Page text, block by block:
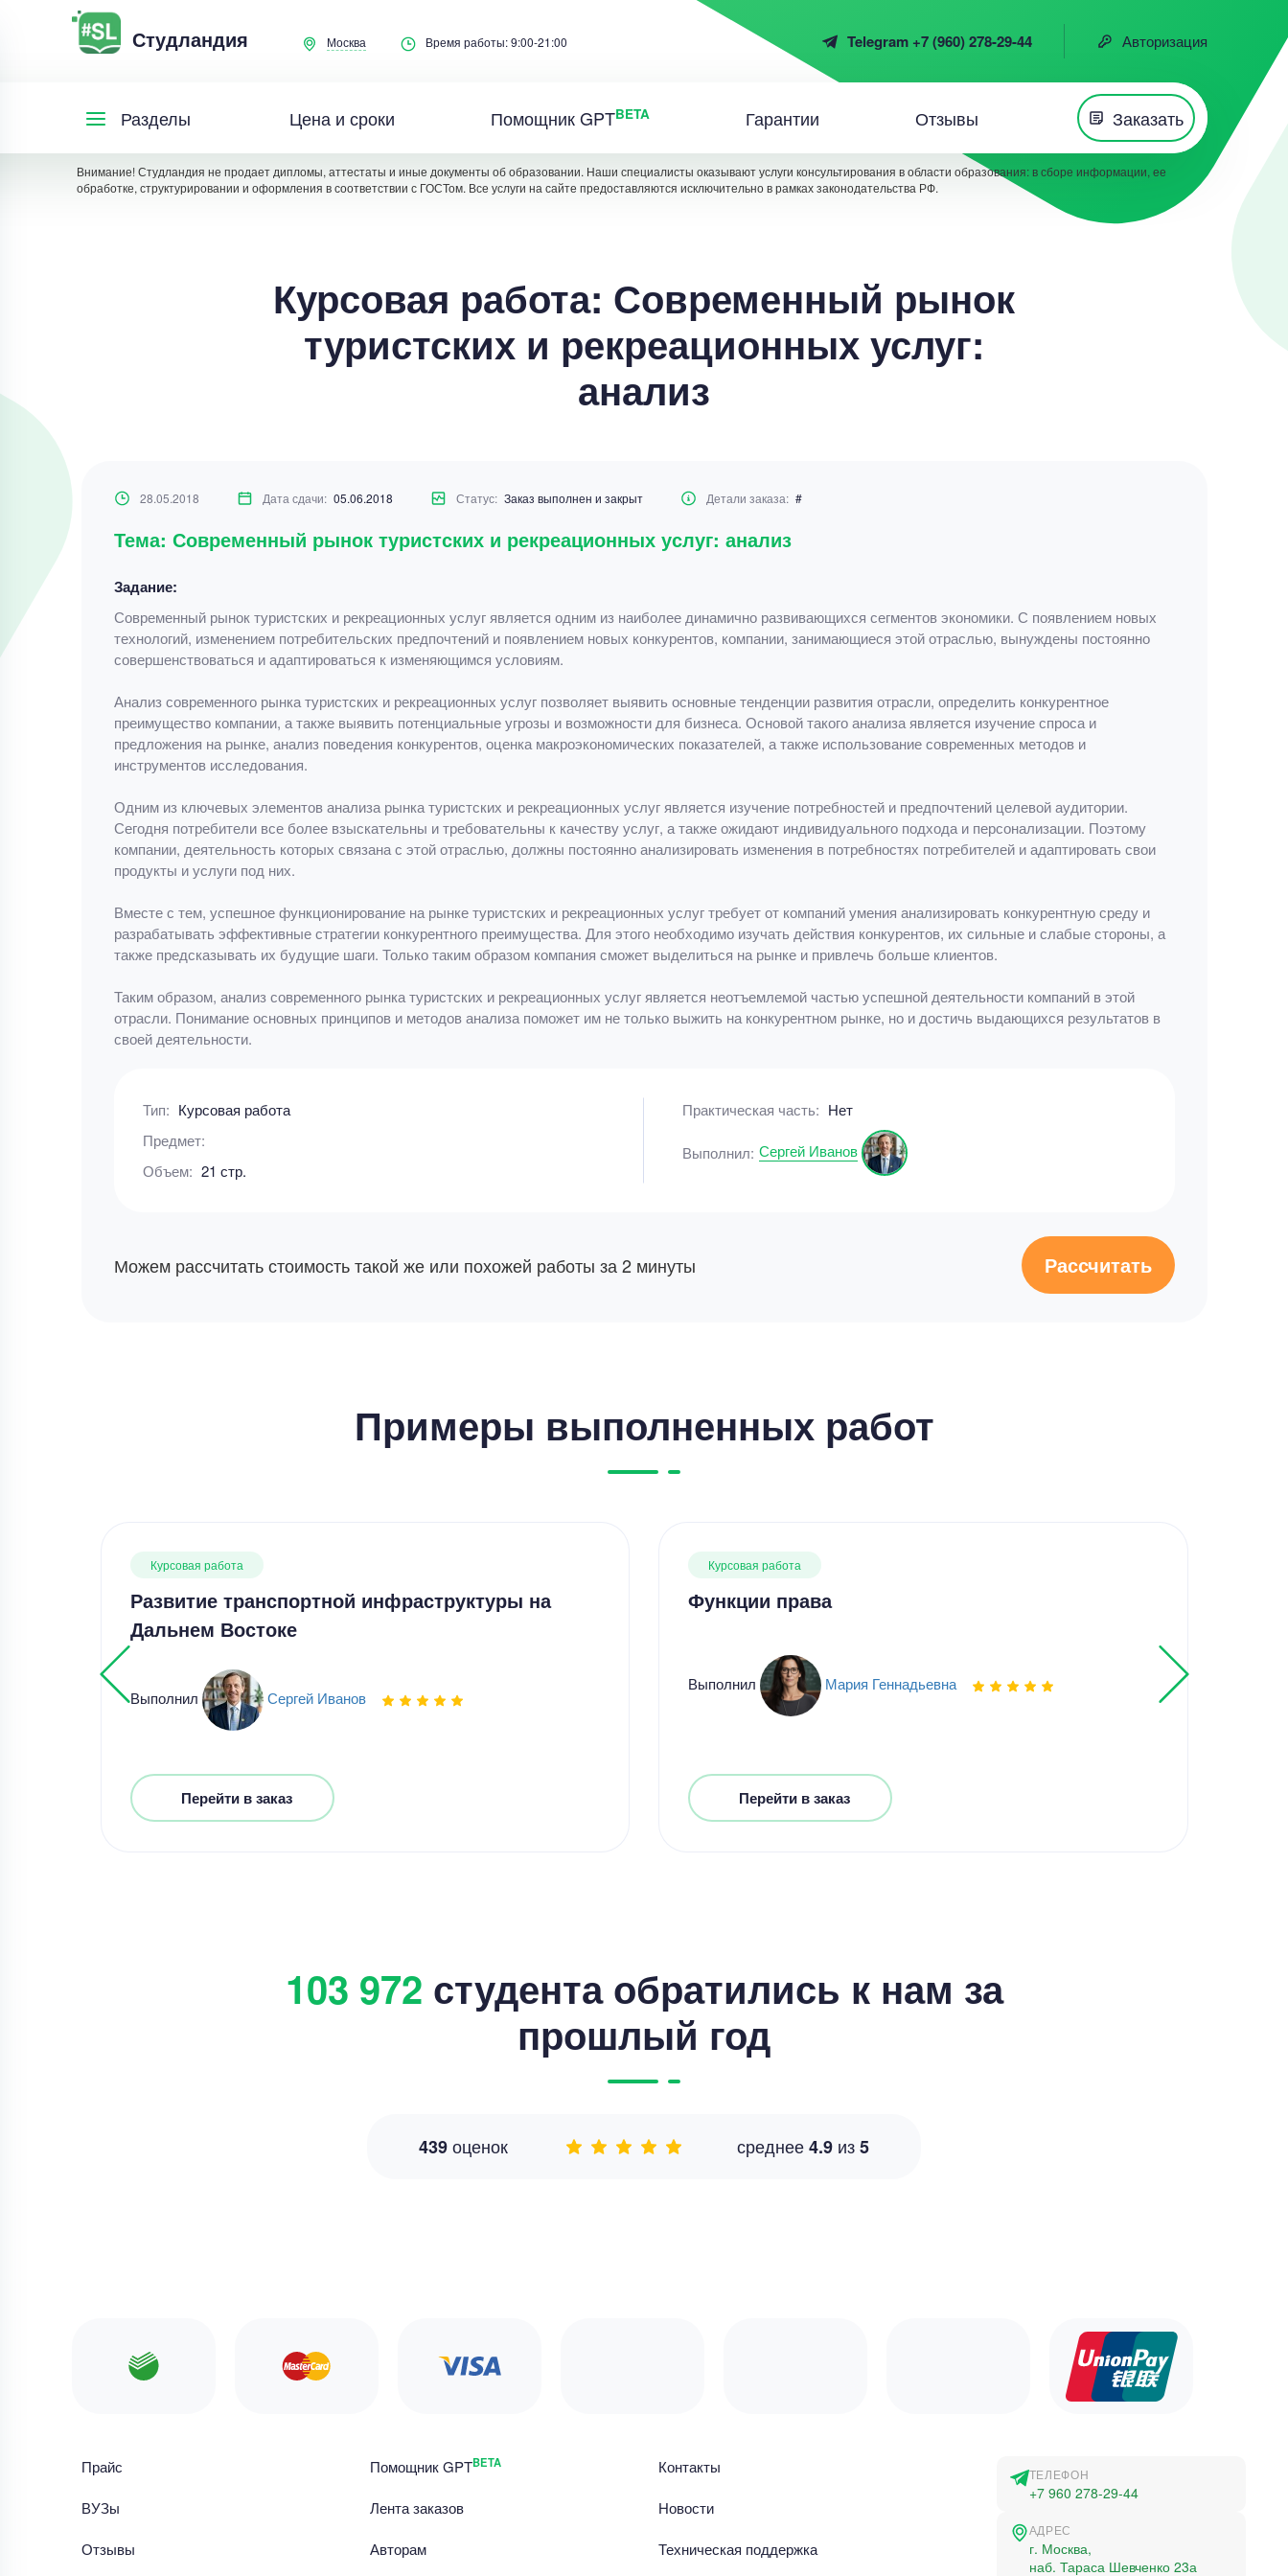
Студландия Москва Время работы: 9:00-21:00 Telegram +7 (960) 278-29-44 Авторизация
Разделы Цена и сроки Помощник GPTBETA Гарантии Отзывы Заказать
Внимание! Студландия не продает дипломы, аттестаты и иные документы об образовании. Наши специалисты оказывают услуги консультирования в области образования: в сборе информации, ее
обработке, структурировании и оформления в соответствии с ГОСТом. Все услуги на сайте предоставляются исключительно в рамках законодательства РФ.
Курсовая работа: Современный рынок
туристских и рекреационных услуг:
анализ
28.05.2018 Дата сдачи: 05.06.2018 Статус: Заказ выполнен и закрыт Детали заказа: #
Тема: Современный рынок туристских и рекреационных услуг: анализ
Задание:
Современный рынок туристских и рекреационных услуг является одним из наиболее динамично развивающихся сегментов экономики. С появлением новых
технологий, изменением потребительских предпочтений и появлением новых конкурентов, компании, занимающиеся этой отраслью, вынуждены постоянно
совершенствоваться и адаптироваться к изменяющимся условиям.
Анализ современного рынка туристских и рекреационных услуг позволяет выявить основные тенденции развития отрасли, определить конкурентное
преимущество компании, а также выявить потенциальные угрозы и возможности для бизнеса. Основой такого анализа является изучение спроса и
предложения на рынке, анализ поведения конкурентов, оценка макроэкономических показателей, а также использование современных методов и
инструментов исследования.
Одним из ключевых элементов анализа рынка туристских и рекреационных услуг является изучение потребностей и предпочтений целевой аудитории.
Сегодня потребители все более взыскательны и требовательны к качеству услуг, а также ожидают индивидуального подхода и персонализации. Поэтому
компании, деятельность которых связана с этой отраслью, должны постоянно анализировать изменения в потребностях потребителей и адаптировать свои
продукты и услуги под них.
Вместе с тем, успешное функционирование на рынке туристских и рекреационных услуг требует от компаний умения анализировать конкурентную среду и
разрабатывать эффективные стратегии конкурентного преимущества. Для этого необходимо изучать действия конкурентов, их сильные и слабые стороны, а
также предсказывать их будущие шаги. Только таким образом компания сможет выделиться на рынке и привлечь больше клиентов.
Таким образом, анализ современного рынка туристских и рекреационных услуг является неотъемлемой частью успешной деятельности компаний в этой
отрасли. Понимание основных принципов и методов анализа поможет им не только выжить на конкурентном рынке, но и достичь выдающихся результатов в
своей деятельности.
Тип: Курсовая работа
Предмет:
Объем: 21 стр.
Практическая часть: Нет
Выполнил: Сергей Иванов
Можем рассчитать стоимость такой же или похожей работы за 2 минуты Рассчитать
Примеры выполненных работ
Курсовая работа
Развитие транспортной инфраструктуры на
Дальнем Востоке
Выполнил Сергей Иванов
Перейти в заказ
Курсовая работа
Функции права
Выполнил Мария Геннадьевна
Перейти в заказ
103 972 студента обратились к нам за
прошлый год
439оценок среднее4.9 из5
Прайс
ВУЗы
Отзывы
Помощник GPTBETA
Лента заказов
Авторам
Контакты
Новости
Техническая поддержка
ТЕЛЕФОН
+7 960 278-29-44
АДРЕС
г. Москва,
наб. Тараса Шевченко 23а